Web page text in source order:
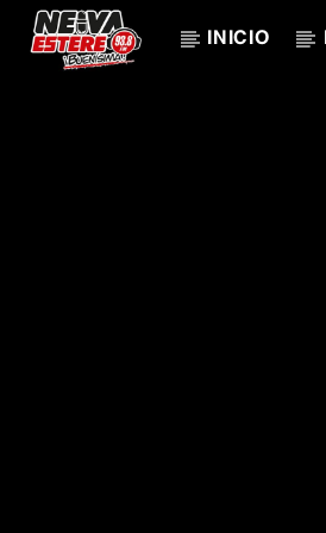
INICIO